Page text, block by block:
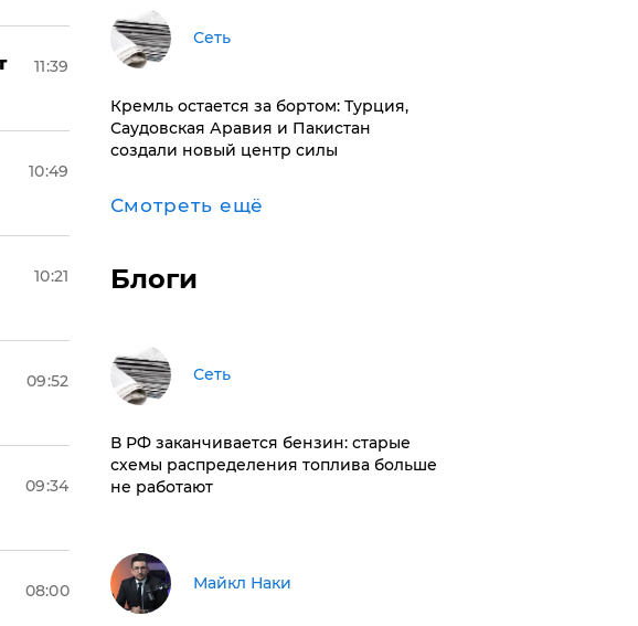
11:39
10:49
10:21
09:52
09:34
08:00
Сеть
​Кремль остается за бортом: Турция,
Саудовская Аравия и Пакистан
создали новый центр силы
Смотреть ещё
Блоги
Сеть
​В РФ заканчивается бензин: старые
схемы распределения топлива больше
не работают
Майкл Наки